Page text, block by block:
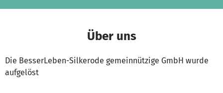
Über uns
Die BesserLeben-Silkerode gemeinnützige GmbH wurde
aufgelöst